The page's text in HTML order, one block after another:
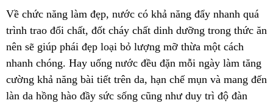
Về chức năng làm đẹp, nước có khả năng đẩy nhanh quá
trình trao đổi chất, đốt cháy chất dinh dưỡng trong thức ăn
nên sẽ giúp phái đẹp loại bỏ lượng mỡ thừa một cách
nhanh chóng. Hay uống nước đều đặn mỗi ngày làm tăng
cường khả năng bài tiết trên da, hạn chế mụn và mang đến
làn da hồng hào đầy sức sống cũng như duy trì độ đàn